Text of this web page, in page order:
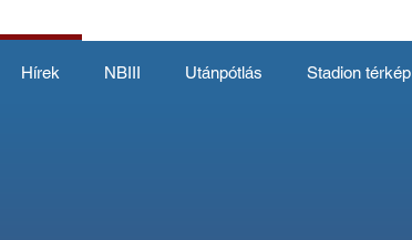
Hírek NBIII Utánpótlás Stadion térkép